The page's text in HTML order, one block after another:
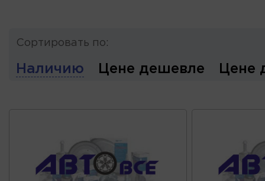
Сортировать по:
Наличию Цене дешевле Цене